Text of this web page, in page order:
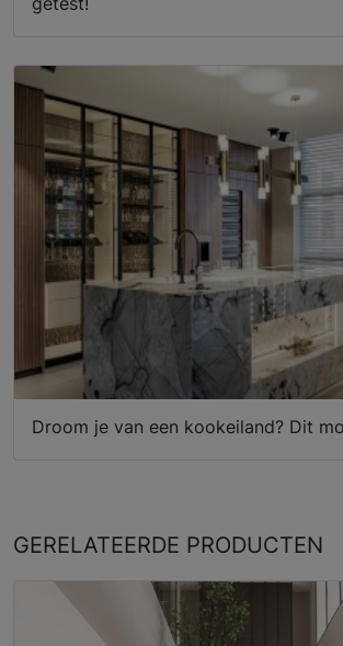
Droom je van een kookeiland? Dit
GERELATEERDE PRODUCTEN